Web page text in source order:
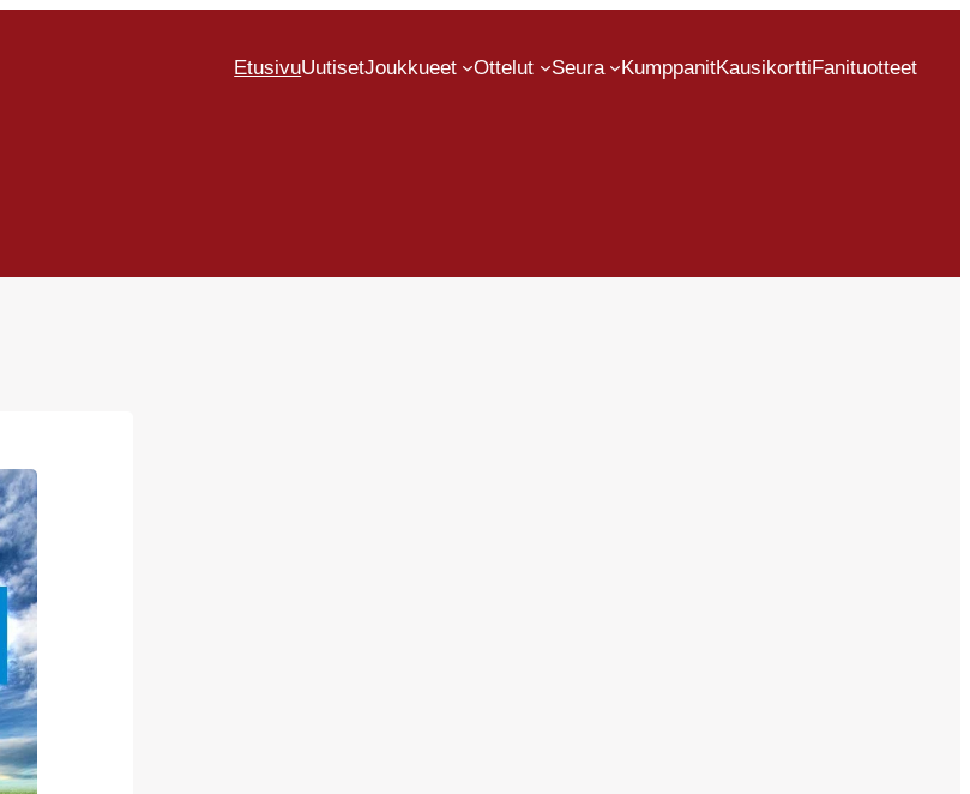
EtusivuUutisetJoukkueet Ottelut Seura KumppanitKausikorttiFanituotteet